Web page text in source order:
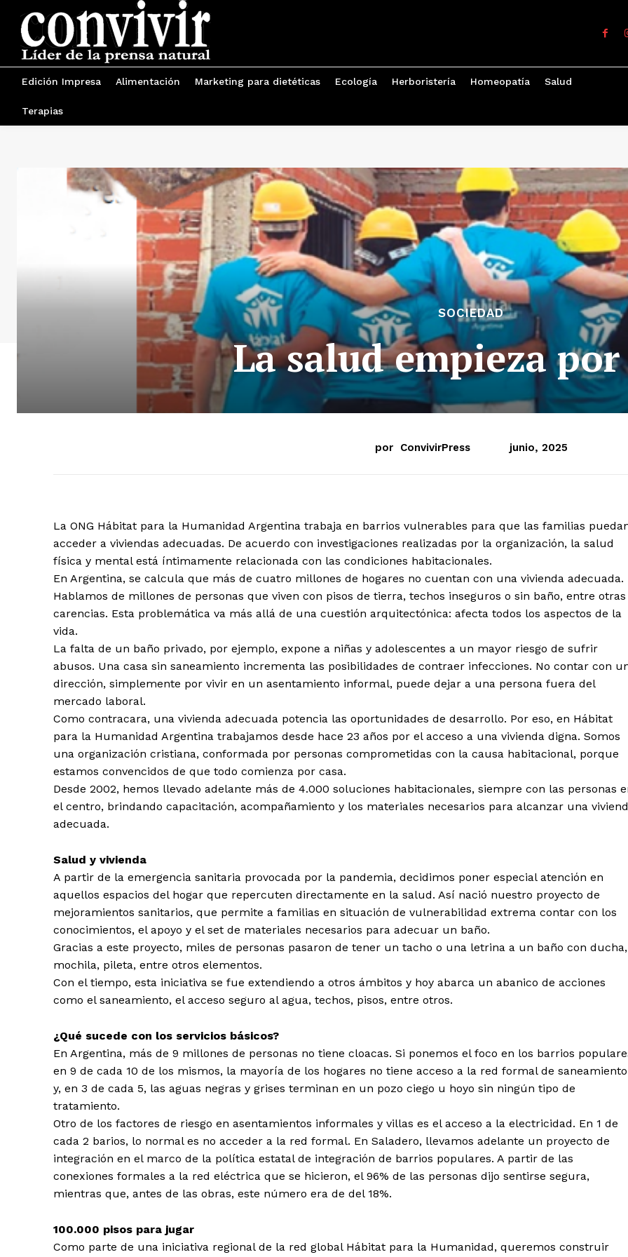
Edición Impresa Alimentación Marketing para dietéticas Ecología Herboristería Homeopatía Salud
Terapias
SOCIEDAD
La salud empieza por
por ConvivirPress junio, 2025
La ONG Hábitat para la Humanidad Argentina trabaja en barrios vulnerables para que las familias
acceder a viviendas adecuadas. De acuerdo con investigaciones realizadas por la organización, la salud
física y mental está íntimamente relacionada con las condiciones habitacionales.
En Argentina, se calcula que más de cuatro millones de hogares no cuentan con una vivienda adecuada.
Hablamos de millones de personas que viven con pisos de tierra, techos inseguros o sin baño, entre otras
carencias. Esta problemática va más allá de una cuestión arquitectónica: afecta todos los aspectos de la
vida.
La falta de un baño privado, por ejemplo, expone a niñas y adolescentes a un mayor riesgo de sufrir
abusos. Una casa sin saneamiento incrementa las posibilidades de contraer infecciones. No contar con
dirección, simplemente por vivir en un asentamiento informal, puede dejar a una persona fuera del
mercado laboral.
Como contracara, una vivienda adecuada potencia las oportunidades de desarrollo. Por eso, en Hábitat
para la Humanidad Argentina trabajamos desde hace 23 años por el acceso a una vivienda digna. Somos
una organización cristiana, conformada por personas comprometidas con la causa habitacional, porque
estamos convencidos de que todo comienza por casa.
Desde 2002, hemos llevado adelante más de 4.000 soluciones habitacionales, siempre con las personas
el centro, brindando capacitación, acompañamiento y los materiales necesarios para alcanzar una
adecuada.
Salud y vivienda
A partir de la emergencia sanitaria provocada por la pandemia, decidimos poner especial atención en
aquellos espacios del hogar que repercuten directamente en la salud. Así nació nuestro proyecto de
mejoramientos sanitarios, que permite a familias en situación de vulnerabilidad extrema contar con los
conocimientos, el apoyo y el set de materiales necesarios para adecuar un baño.
Gracias a este proyecto, miles de personas pasaron de tener un tacho o una letrina a un baño con ducha,
mochila, pileta, entre otros elementos.
Con el tiempo, esta iniciativa se fue extendiendo a otros ámbitos y hoy abarca un abanico de acciones
como el saneamiento, el acceso seguro al agua, techos, pisos, entre otros.
¿Qué sucede con los servicios básicos?
En Argentina, más de 9 millones de personas no tiene cloacas. Si ponemos el foco en los barrios
en 9 de cada 10 de los mismos, la mayoría de los hogares no tiene acceso a la red formal de saneamiento
y, en 3 de cada 5, las aguas negras y grises terminan en un pozo ciego u hoyo sin ningún tipo de
tratamiento.
Otro de los factores de riesgo en asentamientos informales y villas es el acceso a la electricidad. En 1 de
cada 2 barios, lo normal es no acceder a la red formal. En Saladero, llevamos adelante un proyecto de
integración en el marco de la política estatal de integración de barrios populares. A partir de las
conexiones formales a la red eléctrica que se hicieron, el 96% de las personas dijo sentirse segura,
mientras que, antes de las obras, este número era de del 18%.
100.000 pisos para jugar
Como parte de una iniciativa regional de la red global Hábitat para la Humanidad, queremos construir